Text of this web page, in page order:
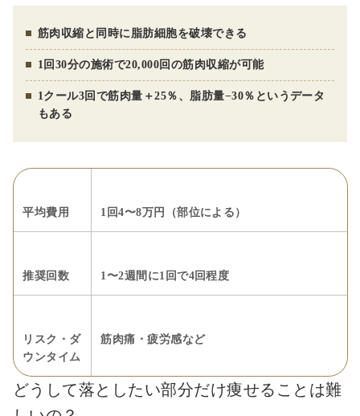
筋肉収縮と同時に脂肪細胞を破壊できる
1回30分の施術で20,000回の筋肉収縮が可能
1クール3回で筋肉量＋25％、脂肪量−30％というデータ
もある
平均費用 1回4〜8万円（部位による）
推奨回数 1〜2週間に1回で4回程度
リスク・ダ
ウンタイム
筋肉痛・疲労感など
どうして落としたい部分だけ痩せることは難